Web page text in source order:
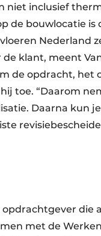
niet inclusief
de bouwlocatie is
Nederland
klant, meent
de opdracht, het
toe. “Daarom
Daarna kun
die
met de